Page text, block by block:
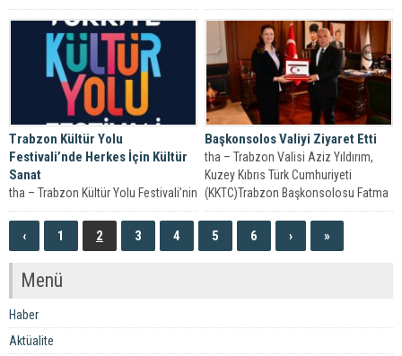
Çarşamba saat 14.00’da düzenlenen
müzik dinletileri,...
önem verdiği projelerden biri olan...
Trabzon Kültür Yolu
Festivali’nde Herkes İçin Kültür
Sanat
tha – Trabzon Kültür Yolu Festivali’nin
üçüncü gününde her yaş grubuna
hitap eden etkinlikler
sanatseverlerden...
Başkonsolos Valiyi Ziyaret Etti
tha – Trabzon Valisi Aziz Yıldırım,
Kuzey Kıbrıs Türk Cumhuriyeti
(KKTC)Trabzon Başkonsolosu Fatma
Demirel’i makamında...
‹ 1 2 3 4 5 6 › »
Menü
Haber
Aktüalite